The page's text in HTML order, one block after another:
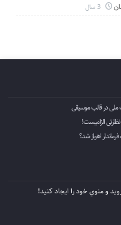
3 سال
در قالب موسیقی
الزامیست!
اهواز شد؟
و منوي خود را ايجاد كنيد!